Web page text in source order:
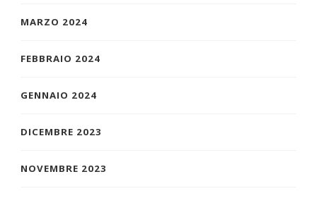
MARZO 2024
FEBBRAIO 2024
GENNAIO 2024
DICEMBRE 2023
NOVEMBRE 2023